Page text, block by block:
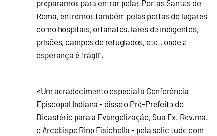
preparamos para entrar pelas Portas Santas de
Roma, entremos também pelas portas de lugares
como hospitais, orfanatos, lares de indigentes,
prisões, campos de refugiados, etc., onde a
esperança é frágil".
«Um agradecimento especial à Conferência
Episcopal Indiana - disse o Pró-Prefeito do
Dicastério para a Evangelização, Sua Ex. Rev.ma.
o Arcebispo Rino Fisichella - pela solicitude com